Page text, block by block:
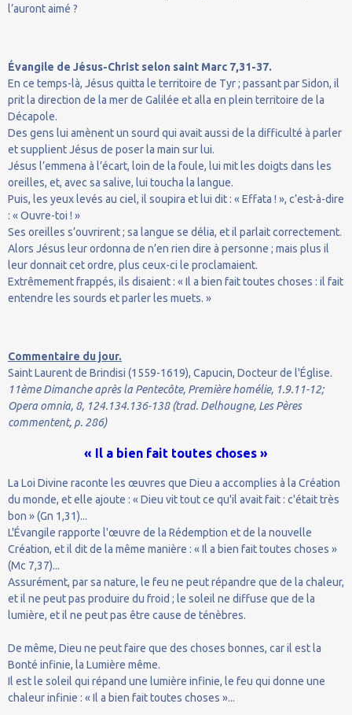
l’auront aimé ?
Évangile de Jésus-Christ selon saint Marc 7,31-37.
En ce temps-là, Jésus quitta le territoire de Tyr ; passant par Sidon, il
prit la direction de la mer de Galilée et alla en plein territoire de la
Décapole.
Des gens lui amènent un sourd qui avait aussi de la difficulté à parler
et supplient Jésus de poser la main sur lui.
Jésus l’emmena à l’écart, loin de la foule, lui mit les doigts dans les
oreilles, et, avec sa salive, lui toucha la langue.
Puis, les yeux levés au ciel, il soupira et lui dit : « Effata ! », c’est-à-dire
: « Ouvre-toi ! »
Ses oreilles s’ouvrirent ; sa langue se délia, et il parlait correctement.
Alors Jésus leur ordonna de n’en rien dire à personne ; mais plus il
leur donnait cet ordre, plus ceux-ci le proclamaient.
Extrêmement frappés, ils disaient : « Il a bien fait toutes choses : il fait
entendre les sourds et parler les muets. »
Commentaire du jour.
Saint Laurent de Brindisi (1559-1619), Capucin, Docteur de l'Église.
11ème Dimanche après la Pentecôte, Première homélie, 1.9.11-12;
Opera omnia, 8, 124.134.136-138 (trad. Delhougne, Les Pères
commentent, p. 286)
« Il a bien fait toutes choses »
La Loi Divine raconte les œuvres que Dieu a accomplies à la Création
du monde, et elle ajoute : « Dieu vit tout ce qu'il avait fait : c'était très
bon » (Gn 1,31)...
L'Évangile rapporte l'œuvre de la Rédemption et de la nouvelle
Création, et il dit de la même manière : « Il a bien fait toutes choses »
(Mc 7,37)...
Assurément, par sa nature, le feu ne peut répandre que de la chaleur,
et il ne peut pas produire du froid ; le soleil ne diffuse que de la
lumière, et il ne peut pas être cause de ténèbres.
De même, Dieu ne peut faire que des choses bonnes, car il est la
Bonté infinie, la Lumière même.
Il est le soleil qui répand une lumière infinie, le feu qui donne une
chaleur infinie : « Il a bien fait toutes choses »...